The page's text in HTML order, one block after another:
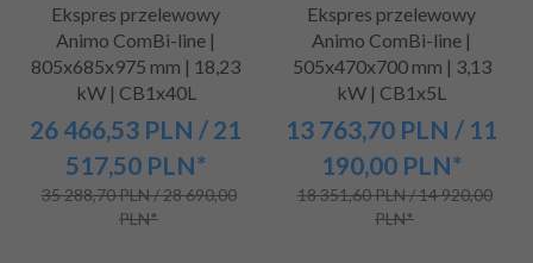
Ekspres przelewowy
Animo ComBi-line |
805x685x975 mm | 18,23
kW | CB1x40L
26 466,53 PLN / 21
517,50 PLN*
35 288,70 PLN / 28 690,00
PLN*
Ekspres przelewowy
Animo ComBi-line |
505x470x700 mm | 3,13
kW | CB1x5L
13 763,70 PLN / 11
190,00 PLN*
18 351,60 PLN / 14 920,00
PLN*